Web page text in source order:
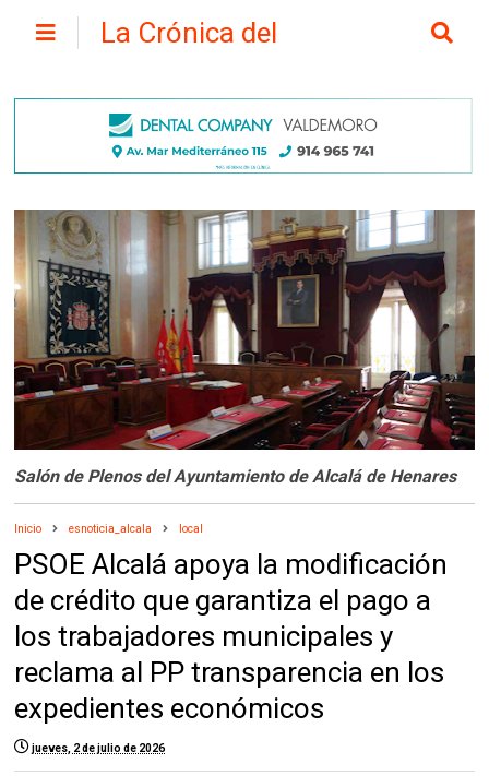
La Crónica del
Salón de Plenos del Ayuntamiento de Alcalá de Henares
Inicio esnoticia_alcala local
PSOE Alcalá apoya la modificación
de crédito que garantiza el pago a
los trabajadores municipales y
reclama al PP transparencia en los
expedientes económicos
jueves, 2 de julio de 2026